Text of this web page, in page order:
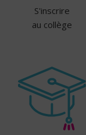
S'inscrire
au collège